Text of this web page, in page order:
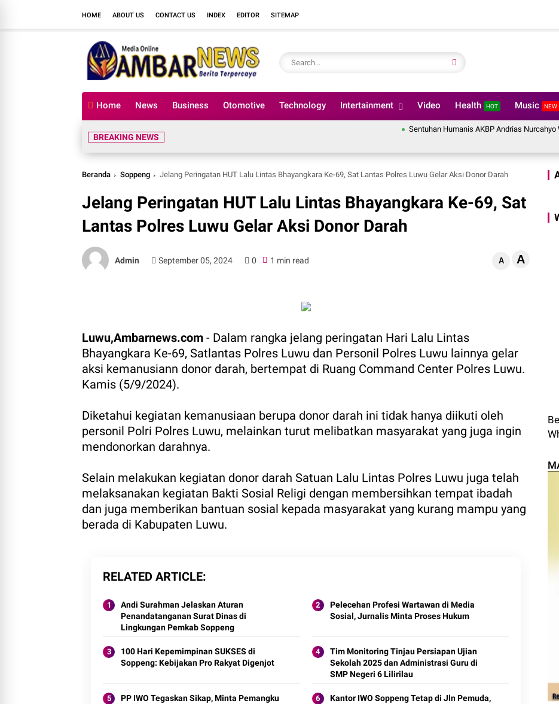
HOME ABOUT US CONTACT US INDEX EDITOR SITEMAP
Home News Business Otomotive Technology Intertainment Video Health HOT Music NEW
BREAKING NEWS
Sentuhan Humanis AKBP Andrias Nurcahyo
Beranda Soppeng Jelang Peringatan HUT Lalu Lintas Bhayangkara Ke-69, Sat Lantas Polres Luwu Gelar Aksi Donor Darah
Jelang Peringatan HUT Lalu Lintas Bhayangkara Ke-69, Sat
Lantas Polres Luwu Gelar Aksi Donor Darah
Admin September 05, 2024 0 1 min read A A
Luwu,Ambarnews.com - Dalam rangka jelang peringatan Hari Lalu Lintas
Bhayangkara Ke-69, Satlantas Polres Luwu dan Personil Polres Luwu lainnya gelar
aksi kemanusiann donor darah, bertempat di Ruang Command Center Polres Luwu.
Kamis (5/9/2024).
Diketahui kegiatan kemanusiaan berupa donor darah ini tidak hanya diikuti oleh
personil Polri Polres Luwu, melainkan turut melibatkan masyarakat yang juga ingin
mendonorkan darahnya.
Selain melakukan kegiatan donor darah Satuan Lalu Lintas Polres Luwu juga telah
melaksanakan kegiatan Bakti Sosial Religi dengan membersihkan tempat ibadah
dan juga memberikan bantuan sosial kepada masyarakat yang kurang mampu yang
berada di Kabupaten Luwu.
RELATED ARTICLE
Andi Surahman Jelaskan Aturan
Penandatanganan Surat Dinas di
Lingkungan Pemkab Soppeng
Pelecehan Profesi Wartawan di Media
Sosial, Jurnalis Minta Proses Hukum
100 Hari Kepemimpinan SUKSES di
Soppeng: Kebijakan Pro Rakyat Digenjot
Tim Monitoring Tinjau Persiapan Ujian
Sekolah 2025 dan Administrasi Guru di
SMP Negeri 6 Lilirilau
PP IWO Tegaskan Sikap, Minta Pemangku
Kantor IWO Soppeng Tetap di Jln Pemuda,